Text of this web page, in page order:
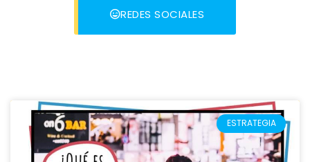
REDES SOCIALES
ESTRATEGIA